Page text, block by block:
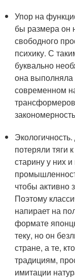
Упор на
бы размера он
свободного
психику. С
буквально
она
современном
потеряли тяги
старину у них
чтобы активно
Поэтому
напирает на
формате
теку, но он
стране, а те,
традициям,
имитации